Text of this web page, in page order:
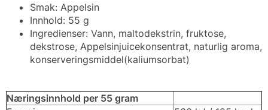
Smak: Appelsin
Innhold: 55 g
Ingredienser: Vann, maltodekstrin, fruktose,
dekstrose, Appelsinjuicekonsentrat, naturlig aroma,
konserveringsmiddel(kaliumsorbat)
Næringsinnhold per 55 gram